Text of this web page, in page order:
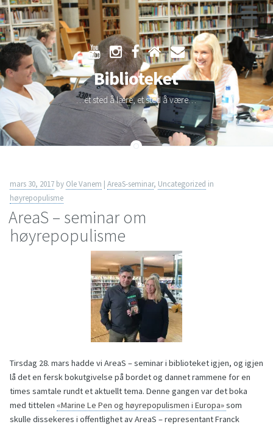
Skip
to
content
Biblioteket
…et sted å lære, et sted å være…
mars 30, 2017 by Ole Vanem | AreaS-seminar, Uncategorized in
høyrepopulisme
AreaS – seminar om
høyrepopulisme
Tirsdag 28. mars hadde vi AreaS – seminar i biblioteket igjen, og igjen
lå det en fersk bokutgivelse på bordet og dannet rammene for en
times samtale rundt et aktuellt tema. Denne gangen var det boka
med tittelen «Marine Le Pen og høyrepopulismen i Europa»som
skulle dissekeres i offentlighet av AreaS – representant Franck